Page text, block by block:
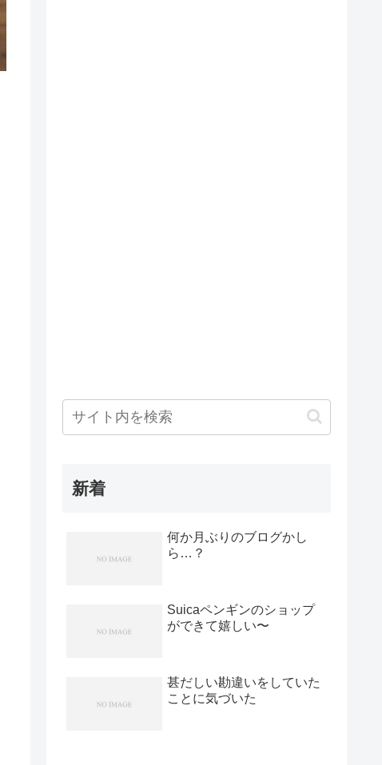
新着
何か月ぶりのブログかし
ら…？
Suicaペンギンのショップ
ができて嬉しい〜
甚だしい勘違いをしていた
ことに気づいた